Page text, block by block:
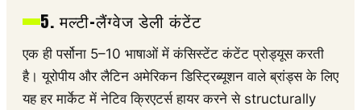
5. मल्टी-लैंग्वेज डेली कंटेंट
एक ही पर्सोना 5–10 भाषाओं में कंसिस्टेंट कंटेंट प्रोड्यूस करती
है। यूरोपीय और लैटिन अमेरिकन डिस्ट्रिब्यूशन वाले ब्रांड्स के लिए
यह हर मार्केट में नेटिव क्रिएटर्स हायर करने से structurally